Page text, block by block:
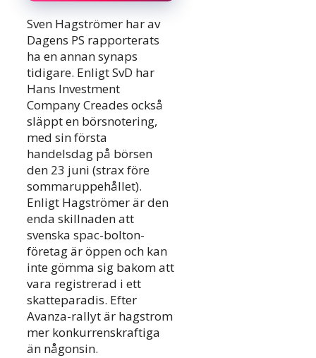
Sven Hagströmer har av
Dagens PS rapporterats
ha en annan synaps
tidigare. Enligt SvD har
Hans Investment
Company Creades också
släppt en börsnotering,
med sin första
handelsdag på börsen
den 23 juni (strax före
sommaruppehållet).
Enligt Hagströmer är den
enda skillnaden att
svenska spac-bolton-
företag är öppen och kan
inte gömma sig bakom att
vara registrerad i ett
skatteparadis. Efter
Avanza-rallyt är hagstrom
mer konkurrenskraftiga
än någonsin.